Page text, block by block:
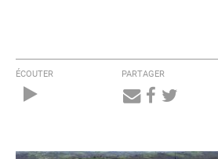
ÉCOUTER PARTAGER